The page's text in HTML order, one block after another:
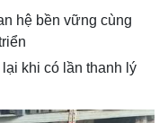
hệ bền vững cùng
khi có lần thanh lý